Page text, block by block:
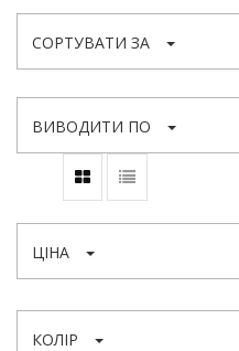
СОРТУВАТИ ЗА
ВИВОДИТИ ПО
ЦІНА
КОЛІР